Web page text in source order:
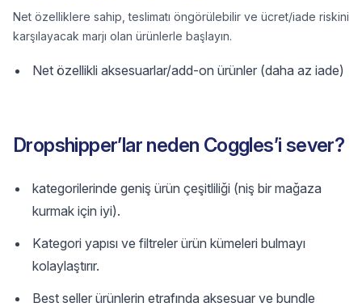
Net özelliklere sahip, teslimatı öngörülebilir ve ücret/iade riskini
karşılayacak marjı olan ürünlerle başlayın.
Net özellikli aksesuarlar/add-on ürünler (daha az iade)
Dropshipper’lar neden Coggles’i sever?
kategorilerinde geniş ürün çeşitliliği (niş bir mağaza
kurmak için iyi).
Kategori yapısı ve filtreler ürün kümeleri bulmayı
kolaylaştırır.
Best seller ürünlerin etrafında aksesuar ve bundle